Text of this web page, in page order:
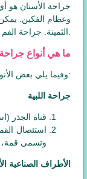
جراحة الأسنان هو
وعظام الفكين. يمكن
ما هي أنواع
وفيما يلي بعض الأنواع الشائعة من جراحات الأسنان أدناه:
جراحة اللبية
قناة الجذر
وتسمى قمة،
الأطراف الصناعية